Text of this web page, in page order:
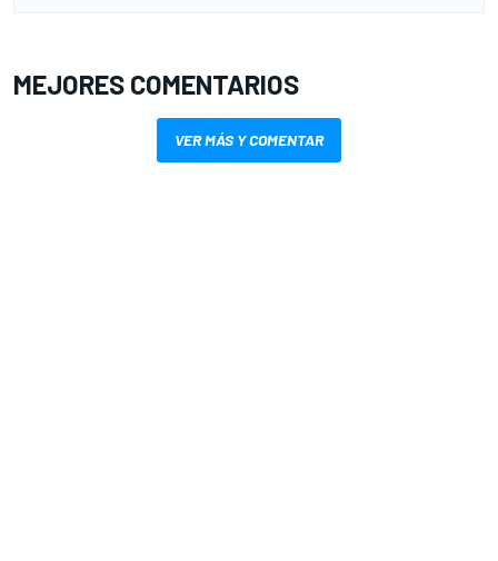
MEJORES COMENTARIOS
VER MÁS Y COMENTAR